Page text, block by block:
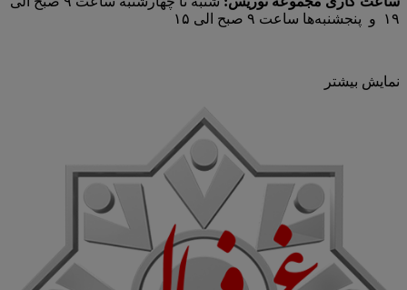
۱۹ و پنجشنبه‌ها ساعت ۹ صبح الی ۱۵
نمایش بیشتر